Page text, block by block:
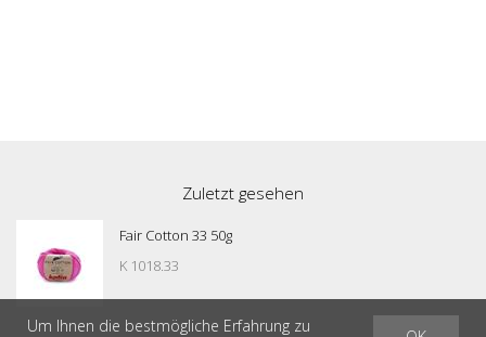
Zuletzt gesehen
Fair Cotton 33 50g
K 1018.33
Um Ihnen die bestmögliche Erfahrung zu